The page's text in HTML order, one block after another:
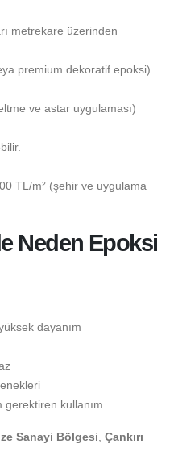
metrekare üzerinden
premium dekoratif epoksi)
ve astar uygulaması)
TL/m² (şehir ve uygulama
Neden Epoksi
dayanım
gerektiren kullanım
Sanayi Bölgesi Çankırı